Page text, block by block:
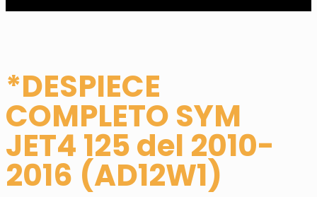
*DESPIECE
COMPLETO SYM
JET4 125 del 2010-
2016 (AD12W1)